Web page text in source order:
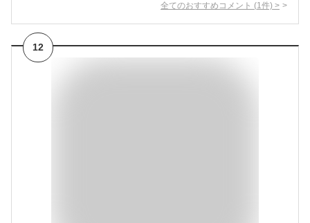
全てのおすすめコメント (1 件) >
12